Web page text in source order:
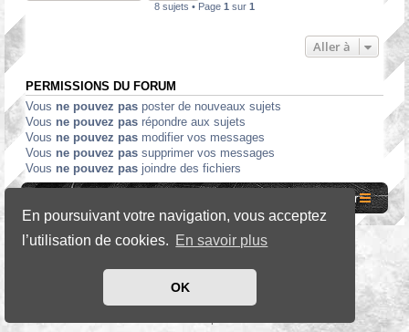
En poursuivant votre navigation, vous acceptez
l’utilisation de cookies. En savoir plus
OK
8 sujets • Page 1 sur 1
Aller à
PERMISSIONS DU FORUM
Vous ne pouvez pas poster de nouveaux sujets
Vous ne pouvez pas répondre aux sujets
Vous ne pouvez pas modifier vos messages
Vous ne pouvez pas supprimer vos messages
Vous ne pouvez pas joindre des fichiers
Nous contacter
SE Gamer Style byphpBB Styles
phpBB® Forum Software © phpBB Limited
phpBB-fr.com